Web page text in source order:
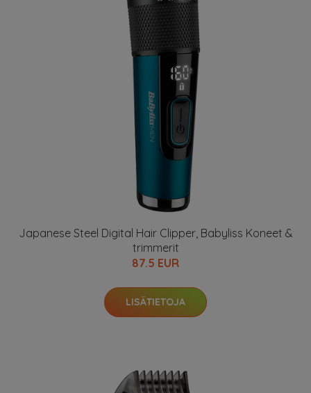
Japanese Steel Digital Hair Clipper, Babyliss Koneet &
trimmerit
87.5 EUR
LISÄTIETOJA